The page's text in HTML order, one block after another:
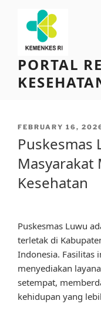
content
PORTAL
POSTED
FEBRUARY 16,
Puskesmas
Masyarakat
Kesehatan
Puskesmas Luwu
terletak di
Indonesia. Fasilitas
menyediakan
setempat,
kehidupan yang